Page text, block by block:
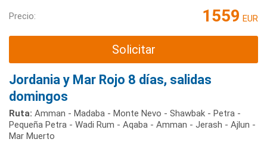
Precio: 1559 EUR
Solicitar
Jordania y Mar Rojo 8 días, salidas
domingos
Ruta: Amman - Madaba - Monte Nevo - Shawbak - Petra -
Pequeña Petra - Wadi Rum - Aqaba - Amman - Jerash - Ajlun -
Mar Muerto